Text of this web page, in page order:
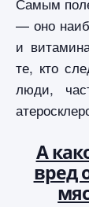
— оно
и
те, кто
люди,
А
вред